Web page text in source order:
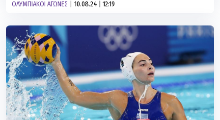
ΟΛΥΜΠΙΑΚΟΙ ΑΓΩΝΕΣ 10.08.24 | 12:19